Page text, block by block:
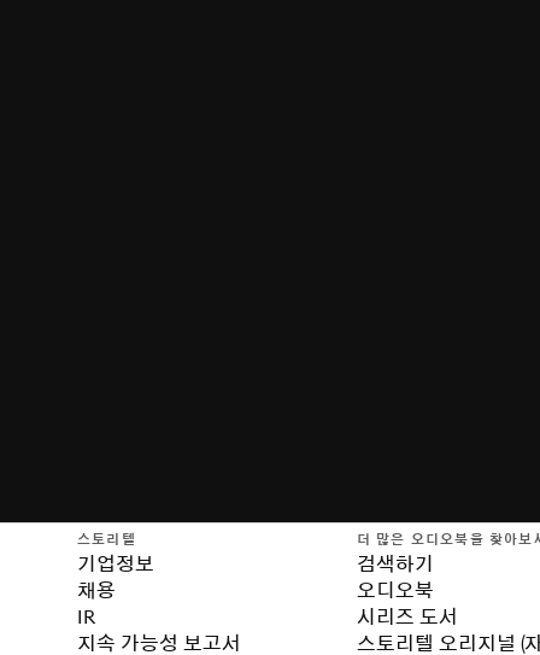
스토리텔
기업정보
채용
IR
지속 가능성 보고서
더 많은 오디오북을 찾아보
검색하기
오디오북
시리즈 도서
스토리텔 오리지널 (